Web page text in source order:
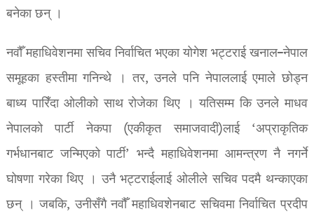
बनेका छन् ।
नवौँ महाधिवेशनमा सचिव निर्वाचित भएका योगेश भट्टराई खनाल–नेपाल
समूहका हस्तीमा गनिन्थे । तर, उनले पनि नेपाललाई एमाले छोड्न
बाध्य पारिँदा ओलीको साथ रोजेका थिए । यतिसम्म कि उनले माधव
नेपालको पार्टी नेकपा (एकीकृत समाजवादी)लाई ‘अप्राकृतिक
गर्भधानबाट जन्मिएको पार्टी’ भन्दै महाधिवेशनमा आमन्त्रण नै नगर्ने
घोषणा गरेका थिए । उनै भट्टराईलाई ओलीले सचिव पदमै थन्काएका
छन् । जबकि, उनीसँगै नवौँ महाधिवशेनबाट सचिवमा निर्वाचित प्रदीप